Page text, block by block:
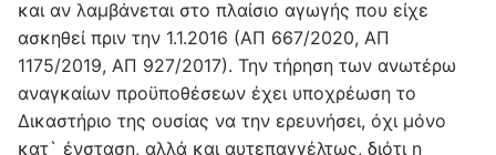
και αν λαμβάνεται στο πλαίσιο αγωγής που είχε
ασκηθεί πριν την 1.1.2016 (ΑΠ 667/2020, ΑΠ
1175/2019, ΑΠ 927/2017). Την τήρηση των ανωτέρω
αναγκαίων προϋποθέσεων έχει υποχρέωση το
Δικαστήριο της ουσίας να την ερευνήσει, όχι μόνο
κατ` ένσταση, αλλά και αυτεπαγγέλτως, διότι η